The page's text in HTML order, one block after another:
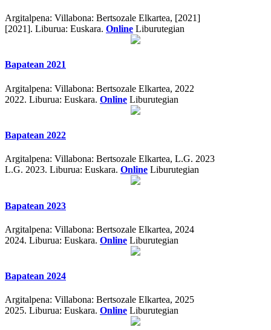
Argitalpena: Villabona: Bertsozale Elkartea, [2021]
[2021]. Liburua: Euskara. Online Liburutegian
Bapatean 2021
Argitalpena: Villabona: Bertsozale Elkartea, 2022
2022. Liburua: Euskara. Online Liburutegian
Bapatean 2022
Argitalpena: Villabona: Bertsozale Elkartea, L.G. 2023
L.G. 2023. Liburua: Euskara. Online Liburutegian
Bapatean 2023
Argitalpena: Villabona: Bertsozale Elkartea, 2024
2024. Liburua: Euskara. Online Liburutegian
Bapatean 2024
Argitalpena: Villabona: Bertsozale Elkartea, 2025
2025. Liburua: Euskara. Online Liburutegian